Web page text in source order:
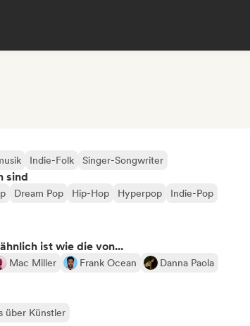
Indie-Folk Singer-Songwriter
sind
Dream Pop Hip-Hop Hyperpop
Indie-Pop
ist wie die von...
Mac Miller Frank Ocean Danna Paola
über Künstler